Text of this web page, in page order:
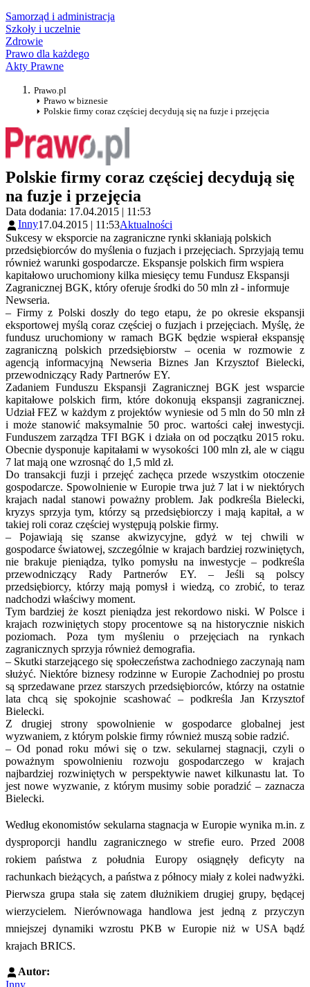
Samorząd i administracja
Szkoły i uczelnie
Zdrowie
Prawo dla każdego
Akty Prawne
Prawo.pl
Prawo w biznesie
Polskie firmy coraz częściej decydują się na fuzje i przejęcia
Polskie firmy coraz częściej decydują się
na fuzje i przejęcia
Data dodania: 17.04.2015 | 11:53
Inny17.04.2015 | 11:53Aktualności
Sukcesy w eksporcie na zagraniczne rynki skłaniają polskich
przedsiębiorców do myślenia o fuzjach i przejęciach. Sprzyjają temu
również warunki gospodarcze. Ekspansje polskich firm wspiera
kapitałowo uruchomiony kilka miesięcy temu Fundusz Ekspansji
Zagranicznej BGK, który oferuje środki do 50 mln zł - informuje
Newseria.
– Firmy z Polski doszły do tego etapu, że po okresie ekspansji
eksportowej myślą coraz częściej o fuzjach i przejęciach. Myślę, że
fundusz uruchomiony w ramach BGK będzie wspierał ekspansję
zagraniczną polskich przedsiębiorstw – ocenia w rozmowie z
agencją informacyjną Newseria Biznes Jan Krzysztof Bielecki,
przewodniczący Rady Partnerów EY.
Zadaniem Funduszu Ekspansji Zagranicznej BGK jest wsparcie
kapitałowe polskich firm, które dokonują ekspansji zagranicznej.
Udział FEZ w każdym z projektów wyniesie od 5 mln do 50 mln zł
i może stanowić maksymalnie 50 proc. wartości całej inwestycji.
Funduszem zarządza TFI BGK i działa on od początku 2015 roku.
Obecnie dysponuje kapitałami w wysokości 100 mln zł, ale w ciągu
7 lat mają one wzrosnąć do 1,5 mld zł.
Do transakcji fuzji i przejęć zachęca przede wszystkim otoczenie
gospodarcze. Spowolnienie w Europie trwa już 7 lat i w niektórych
krajach nadal stanowi poważny problem. Jak podkreśla Bielecki,
kryzys sprzyja tym, którzy są przedsiębiorczy i mają kapitał, a w
takiej roli coraz częściej występują polskie firmy.
– Pojawiają się szanse akwizycyjne, gdyż w tej chwili w
gospodarce światowej, szczególnie w krajach bardziej rozwiniętych,
nie brakuje pieniądza, tylko pomysłu na inwestycje – podkreśla
przewodniczący Rady Partnerów EY. – Jeśli są polscy
przedsiębiorcy, którzy mają pomysł i wiedzą, co zrobić, to teraz
nadchodzi właściwy moment.
Tym bardziej że koszt pieniądza jest rekordowo niski. W Polsce i
krajach rozwiniętych stopy procentowe są na historycznie niskich
poziomach. Poza tym myśleniu o przejęciach na rynkach
zagranicznych sprzyja również demografia.
– Skutki starzejącego się społeczeństwa zachodniego zaczynają nam
służyć. Niektóre biznesy rodzinne w Europie Zachodniej po prostu
są sprzedawane przez starszych przedsiębiorców, którzy na ostatnie
lata chcą się spokojnie scashować – podkreśla Jan Krzysztof
Bielecki.
Z drugiej strony spowolnienie w gospodarce globalnej jest
wyzwaniem, z którym polskie firmy również muszą sobie radzić.
– Od ponad roku mówi się o tzw. sekularnej stagnacji, czyli o
poważnym spowolnieniu rozwoju gospodarczego w krajach
najbardziej rozwiniętych w perspektywie nawet kilkunastu lat. To
jest nowe wyzwanie, z którym musimy sobie poradzić – zaznacza
Bielecki.
Według ekonomistów sekularna stagnacja w Europie wynika m.in. z
dysproporcji handlu zagranicznego w strefie euro. Przed 2008
rokiem państwa z południa Europy osiągnęły deficyty na
rachunkach bieżących, a państwa z północy miały z kolei nadwyżki.
Pierwsza grupa stała się zatem dłużnikiem drugiej grupy, będącej
wierzycielem. Nierównowaga handlowa jest jedną z przyczyn
mniejszej dynamiki wzrostu PKB w Europie niż w USA bądź
krajach BRICS.
Autor: